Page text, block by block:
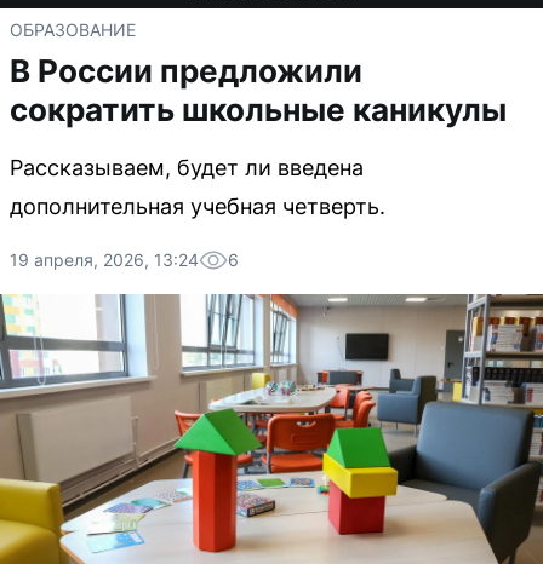
ОБРАЗОВАНИЕ
В России предложили
сократить школьные каникулы
Рассказываем, будет ли введена
дополнительная учебная четверть.
19 апреля, 2026, 13:24 6